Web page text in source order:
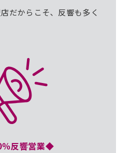
だからこそ、反響も多く
反響営業◆